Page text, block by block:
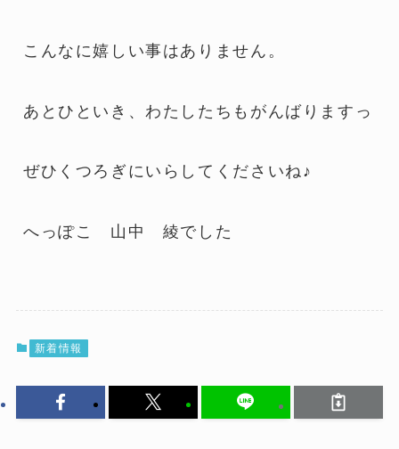
こんなに嬉しい事はありません。
あとひといき、わたしたちもがんばりますっ
ぜひくつろぎにいらしてくださいね♪
へっぽこ 山中 綾でした
新着情報